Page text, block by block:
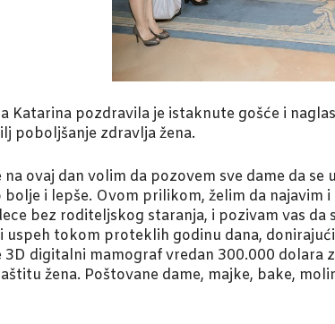
Katarina pozdravila je istaknute gošće i
poboljšanje zdravlja žena.
na ovaj dan volim da pozovem sve dame da
i lepše. Ovom prilikom, želim da
bez roditeljskog staranja, i pozivam vas
uspeh tokom proteklih godinu dana,
3D digitalni mamograf vredan 300.000
žena. Poštovane dame, majke, bake,